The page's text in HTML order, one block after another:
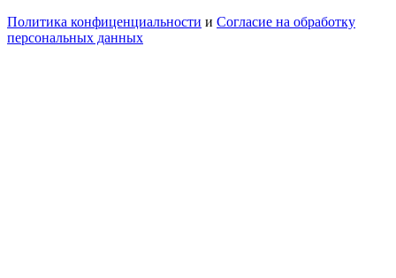
Политика конфиценциальности и Согласие на обработку
персональных данных